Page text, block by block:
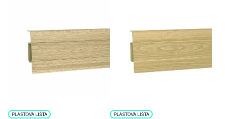
PLASTOVÁ LIŠTA PLASTOVÁ LIŠTA